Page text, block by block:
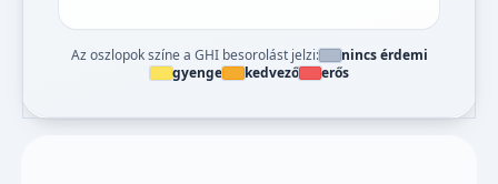
Az oszlopok színe a GHI besorolást jelzi:
nincs érdemi
gyenge
kedvező erős